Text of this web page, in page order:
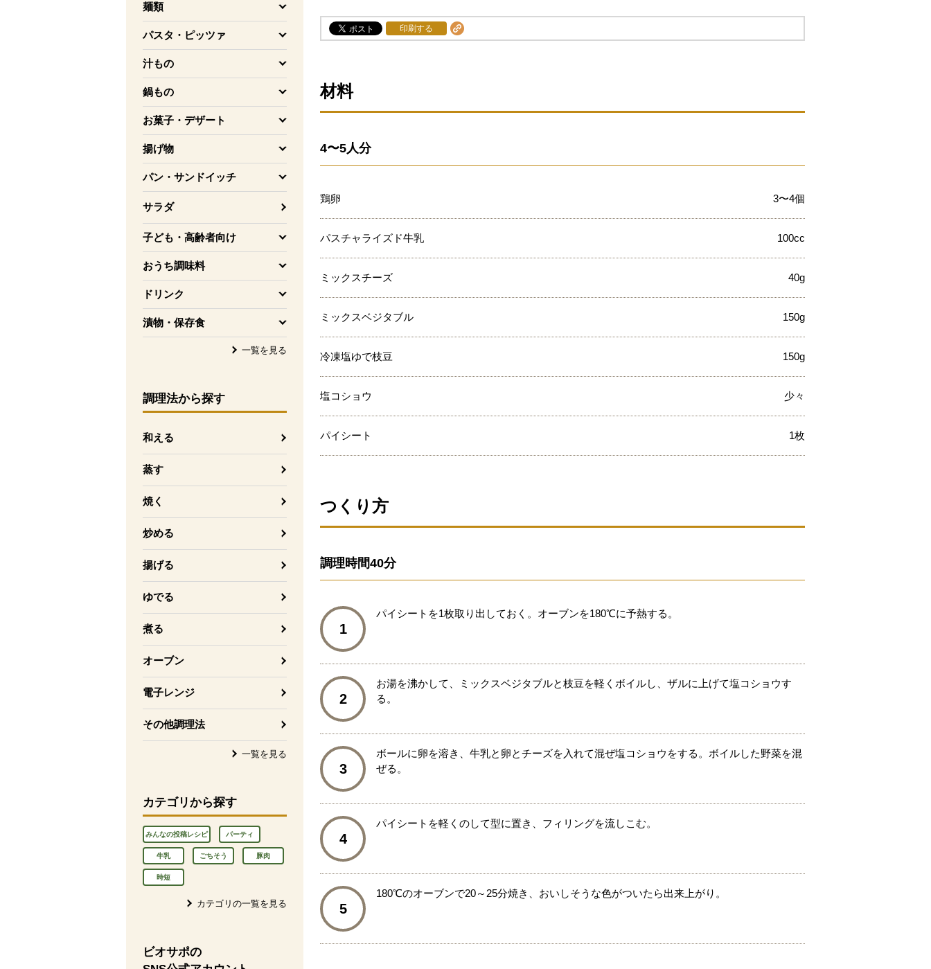
麺類
を開く
パスタ・ピッツァ
を開く
汁もの
を開く
鍋もの
を開く
お菓子・デザート
を開く
揚げ物
を開く
パン・サンドイッチ
を開く
サラダ
子ども・高齢者向け
を開く
おうち調味料
を開く
ドリンク
を開く
漬物・保存食
を開く
一覧を見る
調理法から探す
和える
蒸す
焼く
炒める
揚げる
ゆでる
煮る
オーブン
電子レンジ
その他調理法
一覧を見る
カテゴリから探す
みんなの投稿レシピ パーティ
牛乳 ごちそう 豚肉
時短
カテゴリの一覧を見る
ビオサポの
印刷する
材料
4〜5人分
鶏卵 3〜4個
パスチャライズド牛乳 100cc
ミックスチーズ 40g
ミックスベジタブル 150g
冷凍塩ゆで枝豆 150g
塩コショウ 少々
パイシート 1枚
つくり方
調理時間40分
1
パイシートを1枚取り出しておく。オーブンを180℃に予熱する。
2
お湯を沸かして、ミックスベジタブルと枝豆を軽くボイルし、ザルに上げて塩コショウす
る。
3
ボールに卵を溶き、牛乳と卵とチーズを入れて混ぜ塩コショウをする。ボイルした野菜を混
ぜる。
4
パイシートを軽くのして型に置き、フィリングを流しこむ。
5
180℃のオーブンで20～25分焼き、おいしそうな色がついたら出来上がり。